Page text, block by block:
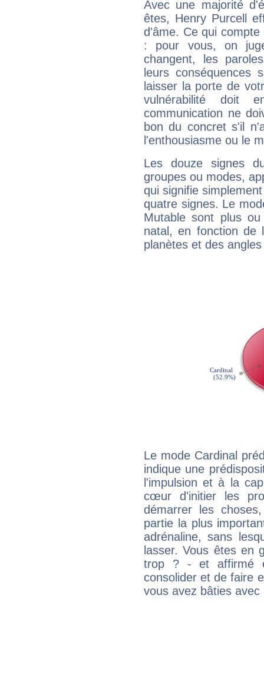
Avec une majorité
êtes, Henry Purcell
d'âme. Ce qui
: pour vous, on
changent, les
leurs conséquences
laisser la porte de
vulnérabilité doit
communication ne
bon du concret s'il
l'enthousiasme ou le
Les douze signes
groupes ou modes,
qui signifie
quatre signes. Le
Mutable sont plus
natal, en fonction de
planètes et des
Le mode Cardinal
indique une
l'impulsion et à la
cœur d'initier les
démarrer les
partie la plus
adrénaline, sans
lasser. Vous êtes en
trop ? - et affirmé
consolider et de faire
vous avez bâties avec